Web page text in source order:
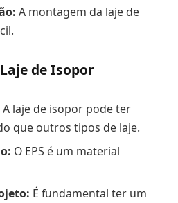
A montagem da laje de
de Isopor
A laje de isopor pode ter
que outros tipos de laje.
O EPS é um material
É fundamental ter um